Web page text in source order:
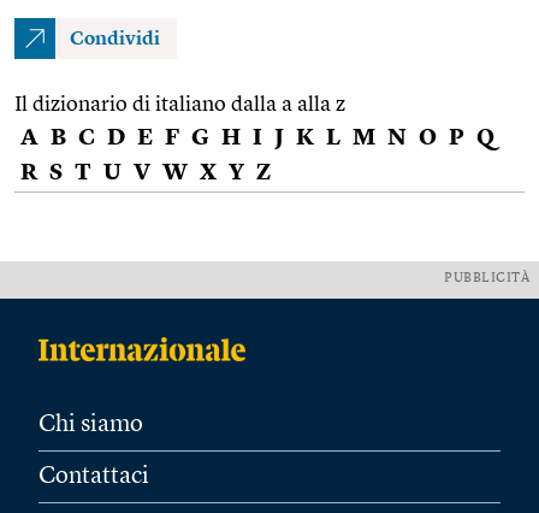
Condividi
Il dizionario di italiano dalla a alla z
A B C D E F G H I J K L M N O P Q
R S T U V W X Y Z
PUBBLICITÀ
Chi siamo
Contattaci